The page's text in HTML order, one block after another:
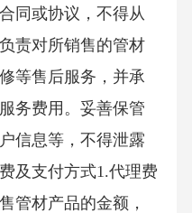
同或协议，不得从
责对所销售的管材
等售后服务，并承
务费用。妥善保管
信息等，不得泄露
及支付方式1.代理费
管材产品的金额，